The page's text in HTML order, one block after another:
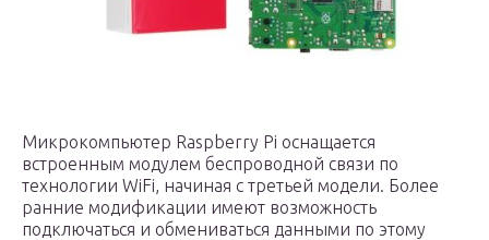
Микрокомпьютер Raspberry Pi оснащается
встроенным модулем беспроводной связи по
технологии WiFi, начиная с третьей модели. Более
ранние модификации имеют возможность
подключаться и обмениваться данными по этому